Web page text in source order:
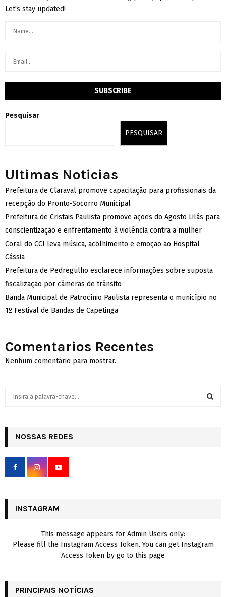
Let's stay updated!
Pesquisar
PESQUISAR
Ultimas Noticias
Prefeitura de Claraval promove capacitação para profissionais da
recepção do Pronto-Socorro Municipal
Prefeitura de Cristais Paulista promove ações do Agosto Lilás para
conscientização e enfrentamento à violência contra a mulher
Coral do CCI leva música, acolhimento e emoção ao Hospital
Cássia
Prefeitura de Pedregulho esclarece informações sobre suposta
fiscalização por câmeras de trânsito
Banda Municipal de Patrocínio Paulista representa o município no
1º Festival de Bandas de Capetinga
Comentarios Recentes
Nenhum comentário para mostrar.
h
f
r
NOSSAS REDES
INSTAGRAM
This message appears for Admin Users only:
Please fill the Instagram Access Token. You can get Instagram
Access Token by go to this page
PRINCIPAIS NOTÍCIAS